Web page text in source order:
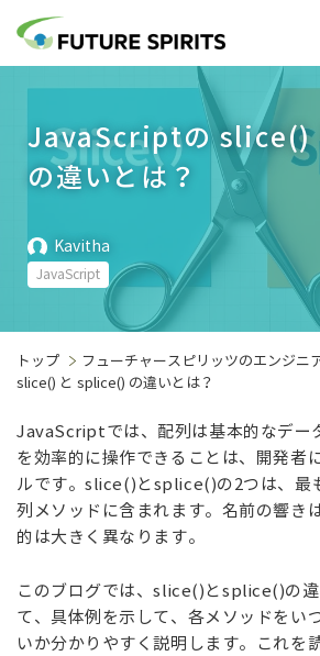
JavaScriptの slice()
の違いとは？
Kavitha
JavaScript
トップ フューチャースピリッツのエンジニ
slice() と splice() の違いとは？
JavaScriptでは、配列は基本的なデー
を効率的に操作できることは、開発者
ルです。slice() とsplice()の2つは、最
列メソッドに含まれます。名前の響き
的は大きく異なります。
このブログでは、slice() とsplice()の
て、具体例を示して、各メソッドをい
いか分かりやすく説明します。これを